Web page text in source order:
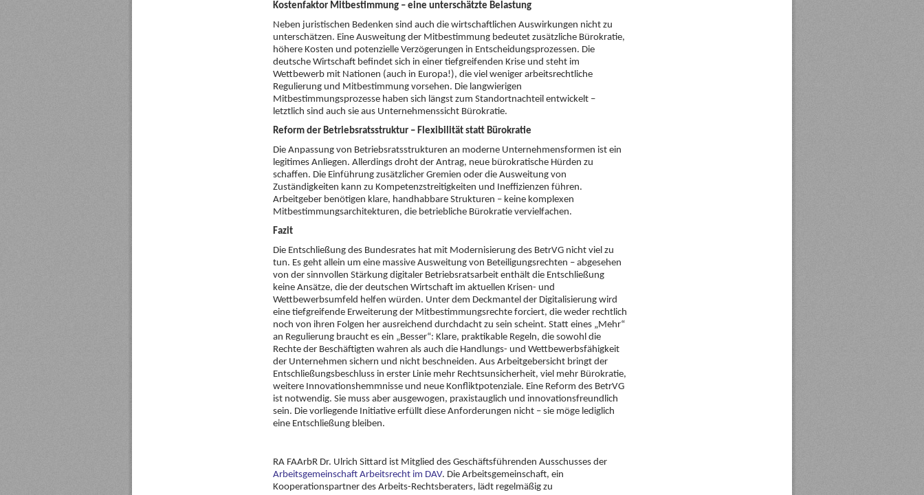
Kostenfaktor Mitbestimmung – eine unterschätzte Belastung
Neben juristischen Bedenken sind auch die wirtschaftlichen Auswirkungen nicht zu
unterschätzen. Eine Ausweitung der Mitbestimmung bedeutet zusätzliche Bürokratie,
höhere Kosten und potenzielle Verzögerungen in Entscheidungsprozessen. Die
deutsche Wirtschaft befindet sich in einer tiefgreifenden Krise und steht im
Wettbewerb mit Nationen (auch in Europa!), die viel weniger arbeitsrechtliche
Regulierung und Mitbestimmung vorsehen. Die langwierigen
Mitbestimmungsprozesse haben sich längst zum Standortnachteil entwickelt –
letztlich sind auch sie aus Unternehmenssicht Bürokratie.
Reform der Betriebsratsstruktur – Flexibilität statt Bürokratie
Die Anpassung von Betriebsratsstrukturen an moderne Unternehmensformen ist ein
legitimes Anliegen. Allerdings droht der Antrag, neue bürokratische Hürden zu
schaffen. Die Einführung zusätzlicher Gremien oder die Ausweitung von
Zuständigkeiten kann zu Kompetenzstreitigkeiten und Ineffizienzen führen.
Arbeitgeber benötigen klare, handhabbare Strukturen – keine komplexen
Mitbestimmungsarchitekturen, die betriebliche Bürokratie vervielfachen.
Fazit
Die Entschließung des Bundesrates hat mit Modernisierung des BetrVG nicht viel zu
tun. Es geht allein um eine massive Ausweitung von Beteiligungsrechten – abgesehen
von der sinnvollen Stärkung digitaler Betriebsratsarbeit enthält die Entschließung
keine Ansätze, die der deutschen Wirtschaft im aktuellen Krisen- und
Wettbewerbsumfeld helfen würden. Unter dem Deckmantel der Digitalisierung wird
eine tiefgreifende Erweiterung der Mitbestimmungsrechte forciert, die weder rechtlich
noch von ihren Folgen her ausreichend durchdacht zu sein scheint. Statt eines „Mehr“
an Regulierung braucht es ein „Besser“: Klare, praktikable Regeln, die sowohl die
Rechte der Beschäftigten wahren als auch die Handlungs- und Wettbewerbsfähigkeit
der Unternehmen sichern und nicht beschneiden. Aus Arbeitgebersicht bringt der
Entschließungsbeschluss in erster Linie mehr Rechtsunsicherheit, viel mehr Bürokratie,
weitere Innovationshemmnisse und neue Konfliktpotenziale. Eine Reform des BetrVG
ist notwendig. Sie muss aber ausgewogen, praxistauglich und innovationsfreundlich
sein. Die vorliegende Initiative erfüllt diese Anforderungen nicht – sie möge lediglich
eine Entschließung bleiben.
RA FAArbR Dr. Ulrich Sittard ist Mitglied des Geschäftsführenden Ausschusses der
Arbeitsgemeinschaft Arbeitsrecht im DAV. Die Arbeitsgemeinschaft, ein
Kooperationspartner des Arbeits-Rechtsberaters, lädt regelmäßig zu